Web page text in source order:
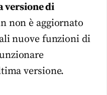
versione di
non è aggiornato
nuove funzioni di
versione.